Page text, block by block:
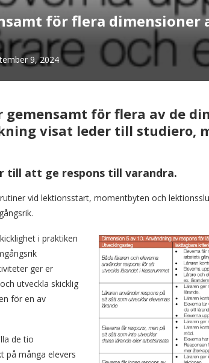
för flera
9, 2024
gemensamt för flera av de
visat leder till studiero,
till att ge respons till varandra.
vid lektionsstart, momentbyten och
i praktiken
ger er
utveckla skicklig
för en av
de tio
på många elevers